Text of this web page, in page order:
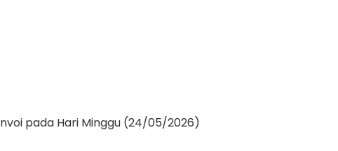
pada Hari Minggu (24/05/2026)